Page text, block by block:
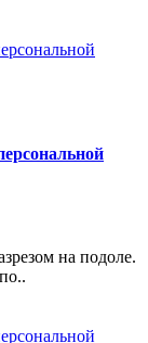
на подоле.